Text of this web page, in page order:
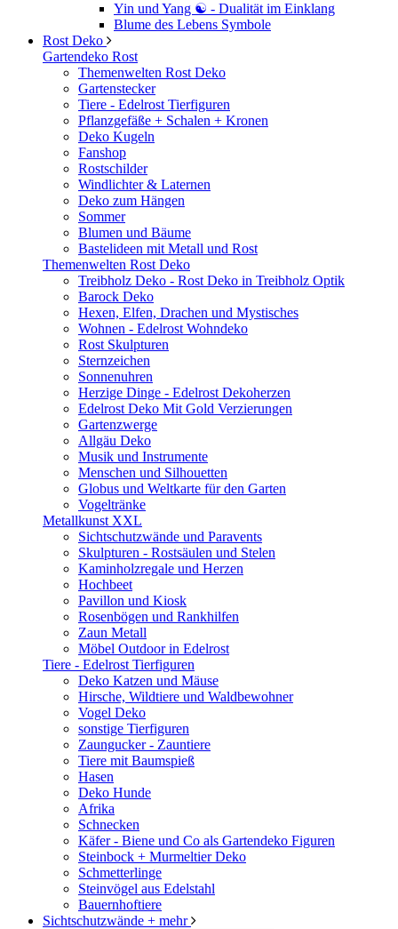
Yin und Yang ☯ - Dualität im Einklang
Blume des Lebens Symbole
Rost Deko
Gartendeko Rost
Themenwelten Rost Deko
Gartenstecker
Tiere - Edelrost Tierfiguren
Pflanzgefäße + Schalen + Kronen
Deko Kugeln
Fanshop
Rostschilder
Windlichter & Laternen
Deko zum Hängen
Sommer
Blumen und Bäume
Bastelideen mit Metall und Rost
Themenwelten Rost Deko
Treibholz Deko - Rost Deko in Treibholz Optik
Barock Deko
Hexen, Elfen, Drachen und Mystisches
Wohnen - Edelrost Wohndeko
Rost Skulpturen
Sternzeichen
Sonnenuhren
Herzige Dinge - Edelrost Dekoherzen
Edelrost Deko Mit Gold Verzierungen
Gartenzwerge
Allgäu Deko
Musik und Instrumente
Menschen und Silhouetten
Globus und Weltkarte für den Garten
Vogeltränke
Metallkunst XXL
Sichtschutzwände und Paravents
Skulpturen - Rostsäulen und Stelen
Kaminholzregale und Herzen
Hochbeet
Pavillon und Kiosk
Rosenbögen und Rankhilfen
Zaun Metall
Möbel Outdoor in Edelrost
Tiere - Edelrost Tierfiguren
Deko Katzen und Mäuse
Hirsche, Wildtiere und Waldbewohner
Vogel Deko
sonstige Tierfiguren
Zaungucker - Zauntiere
Tiere mit Baumspieß
Hasen
Deko Hunde
Afrika
Schnecken
Käfer - Biene und Co als Gartendeko Figuren
Steinbock + Murmeltier Deko
Schmetterlinge
Steinvögel aus Edelstahl
Bauernhoftiere
Sichtschutzwände + mehr